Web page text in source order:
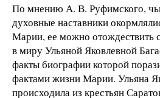
По мнению А. В. Руфимского,
духовные наставники
Марии, ее можно отождествить
в миру Ульяной Яковлевной
факты биографии которой
фактами жизни Марии. Ульяна
происходила из крестьян